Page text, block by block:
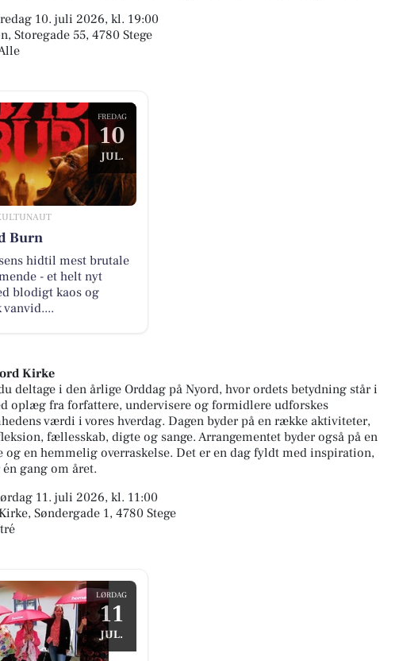
10. juli 2026, kl. 19:00
Storegade 55, 4780 Stege
FREDAG
10
JUL.
Burn
hidtil mest brutale
- et helt nyt
blodigt kaos og
Kirke
deltage i den årlige Orddag på Nyord, hvor ordets betydning står i
oplæg fra forfattere, undervisere og formidlere udforskes
værdi i vores hverdag. Dagen byder på en række aktiviteter,
fællesskab, digte og sange. Arrangementet byder også på en
og en hemmelig overraskelse. Det er en dag fyldt med inspiration,
gang om året.
11. juli 2026, kl. 11:00
Søndergade 1, 4780 Stege
LØRDAG
11
JUL.